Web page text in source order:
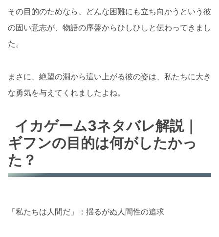
その目的のためなら、どんな困難にも立ち向かうという彼
の固い意志が、物語の序盤からひしひしと伝わってきまし
た。
まさに、絶望の淵から這い上がる彼の姿は、私たちに大き
な勇気を与えてくれましたよね。
イカゲーム3ネタバレ解説｜
ギフンの目的は何がしたかっ
た？
「私たちは人間だ」：揺るがぬ人間性の追求